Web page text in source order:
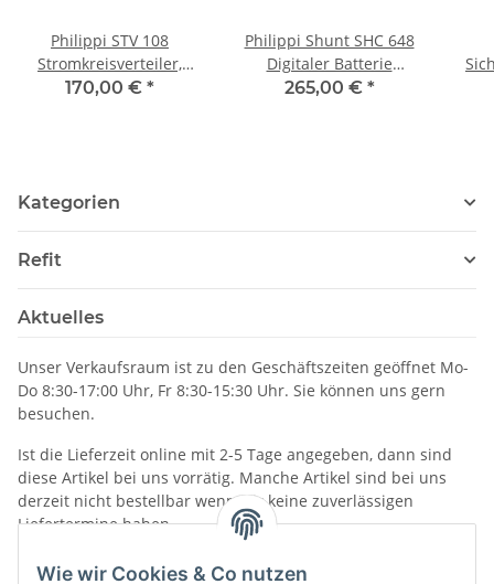
Wie wir Cookies & Co nutzen
Philippi STV 108
Stromkreisverteiler,
020001080
170,00 € *
Philippi Shunt SHC 648
Digitaler Batterie
Management Shunt P-
265,00 € *
Kategorien
Refit
Aktuelles
Unser Verkaufsraum ist zu den Geschäftszeiten geöffnet Mo-
Do 8:30-17:00 Uhr, Fr 8:30-15:30 Uhr. Sie können uns gern
besuchen.
Ist die Lieferzeit online mit 2-5 Tage angegeben, dann sind
diese Artikel bei uns vorrätig. Manche Artikel sind bei uns
derzeit nicht bestellbar wenn wir keine zuverlässigen
Liefertermine haben.
Informationen